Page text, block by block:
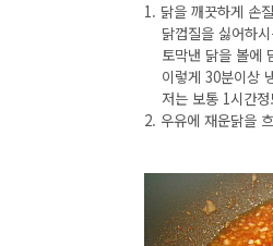
1. 닭을 깨끗하게 손
닭껍질을 싫어하
토막낸 닭을 볼에
이렇게 30분이상
저는 보통 1시간정
2. 우유에 재운닭을